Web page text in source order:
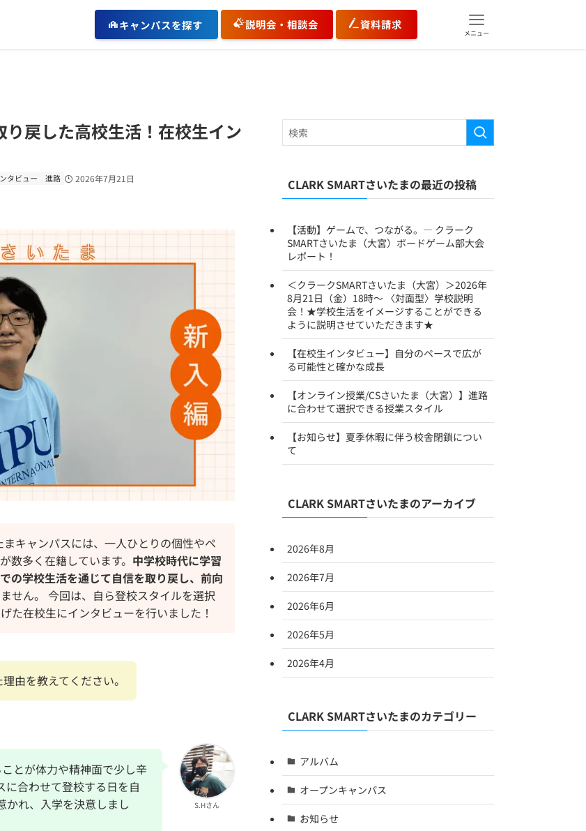
キャンパスを探す 説明会・相談会 資料請求
メニュー
り戻した高校生活！在校生イン
タビュー 進路 2026年7月21日
キャンパスには、一人ひとりの個性やペ
数多く在籍しています。 中学校時代に学習
の学校生活を通じて自信を取り戻し、前向
せん。 今回は、自ら登校スタイルを選択
た在校生にインタビューを行いました！
由を教えてください。
S.Hさん
とが体力や精神面で少し辛
に合わせて登校する日を自
かれ、入学を決意しまし
CLARK SMARTさいたまの最近の投稿
【活動】ゲームで、つながる。― クラーク
SMARTさいたま（大宮）ボードゲーム部大会
レポート！
＜クラークSMARTさいたま（大宮）＞2026年
8月21日（金）18時～ 〈対面型〉学校説明
会！★学校生活をイメージすることができる
ように説明させていただきます★
【在校生インタビュー】自分のペースで広が
る可能性と確かな成長
【オンライン授業/CSさいたま（大宮）】進路
に合わせて選択できる授業スタイル
【お知らせ】夏季休暇に伴う校舎閉鎖につい
て
CLARK SMARTさいたまのアーカイブ
2026年8月
2026年7月
2026年6月
2026年5月
2026年4月
CLARK SMARTさいたまのカテゴリー
アルバム
オープンキャンパス
お知らせ